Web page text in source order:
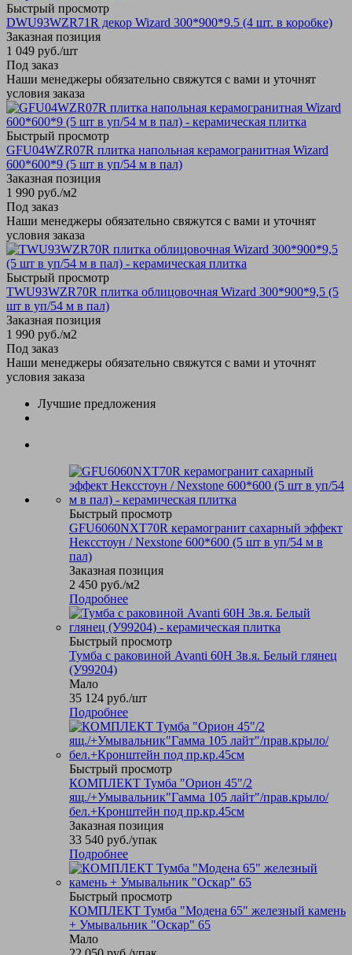
Быстрый просмотр
DWU93WZR71R декор Wizard 300*900*9.5 (4 шт. в коробке)
Заказная позиция
1 049 руб./шт
Под заказ
Наши менеджеры обязательно свяжутся с вами и уточнят
условия заказа
Быстрый просмотр
GFU04WZR07R плитка напольная керамогранитная Wizard
600*600*9 (5 шт в уп/54 м в пал)
Заказная позиция
1 990 руб./м2
Под заказ
Наши менеджеры обязательно свяжутся с вами и уточнят
условия заказа
Быстрый просмотр
TWU93WZR70R плитка облицовочная Wizard 300*900*9,5 (5
шт в уп/54 м в пал)
Заказная позиция
1 990 руб./м2
Под заказ
Наши менеджеры обязательно свяжутся с вами и уточнят
условия заказа
Лучшие предложения
Быстрый просмотр
GFU6060NXT70R керамогранит сахарный эффект
Нексстоун / Nexstone 600*600 (5 шт в уп/54 м в
пал)
Заказная позиция
2 450 руб./м2
Подробнее
Быстрый просмотр
Тумба с раковиной Avanti 60Н 3в.я. Белый глянец
(У99204)
Мало
35 124 руб./шт
Подробнее
Быстрый просмотр
КОМПЛЕКТ Тумба "Орион 45"/2
ящ./+Умывальник"Гамма 105 лайт"/прав.крыло/
бел.+Кронштейн под пр.кр.45см
Заказная позиция
33 540 руб./упак
Подробнее
Быстрый просмотр
КОМПЛЕКТ Тумба "Модена 65" железный камень
+ Умывальник "Оскар" 65
Мало